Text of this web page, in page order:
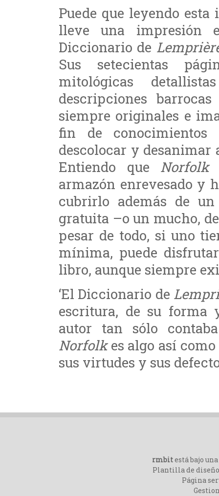
Puede que leyendo
lleve una impresión
Diccionario de
Sus setecientas
mitológicas
descripciones
siempre originales e
fin de conocimientos
descolocar y desanimar
Entiendo que Norfolk
armazón enrevesado y
cubrirlo además de
gratuita –o un mucho,
pesar de todo, si uno
mínima, puede
libro, aunque siempre
‘El Diccionario de
escritura, de su forma
autor tan sólo
Norfolkes algo así
sus virtudes y sus
rmbitestá bajo una
Plantilla de
Página